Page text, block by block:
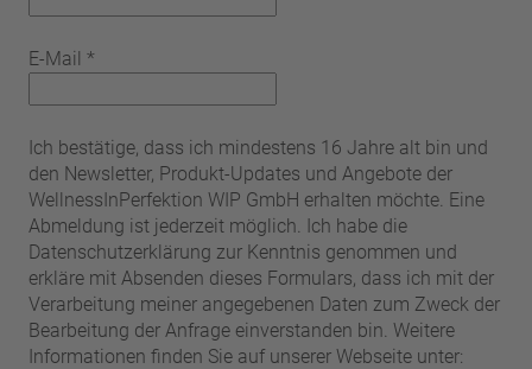
E-Mail *
Ich bestätige, dass ich mindestens 16 Jahre alt bin und
den Newsletter, Produkt-Updates und Angebote der
WellnessInPerfektion WIP GmbH erhalten möchte. Eine
Abmeldung ist jederzeit möglich. Ich habe die
Datenschutzerklärung zur Kenntnis genommen und
erkläre mit Absenden dieses Formulars, dass ich mit der
Verarbeitung meiner angegebenen Daten zum Zweck der
Bearbeitung der Anfrage einverstanden bin. Weitere
Informationen finden Sie auf unserer Webseite unter: